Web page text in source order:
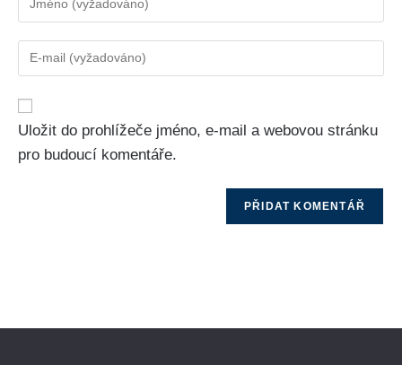
Uložit do prohlížeče jméno, e-mail a webovou stránku
pro budoucí komentáře.